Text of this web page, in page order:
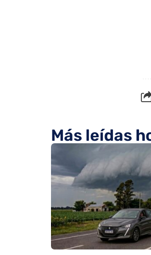
Más leídas